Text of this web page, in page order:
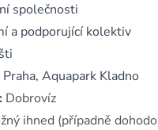
společnosti
a podporující kolektiv
Aquapark Kladno
Dobrovíz
ihned (případně